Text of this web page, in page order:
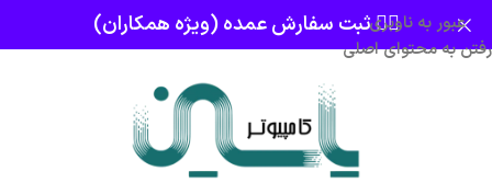
عبور به ناوبری
رفتن به محتوای اصلی
👈🏻 ثبت سفارش عمده (ویژه همکاران)